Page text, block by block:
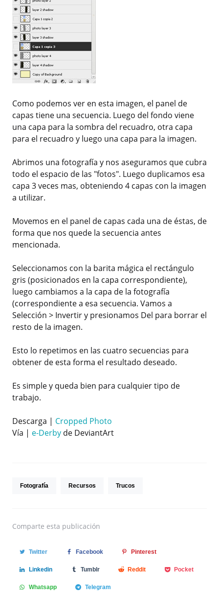
Como podemos ver en esta imagen, el panel de
capas tiene una secuencia. Luego del fondo viene
una capa para la sombra del recuadro, otra capa
para el recuadro y luego una capa para la imagen.
Abrimos una fotografía y nos aseguramos que cubra
todo el espacio de las "fotos". Luego duplicamos esa
capa 3 veces mas, obteniendo 4 capas con la imagen
a utilizar.
Movemos en el panel de capas cada una de éstas, de
forma que nos quede la secuencia antes
mencionada.
Seleccionamos con la barita mágica el rectángulo
gris (posicionados en la capa correspondiente),
luego cambiamos a la capa de la fotografía
(correspondiente a esa secuencia. Vamos a
Selección > Invertir y presionamos Del para borrar el
resto de la imagen.
Esto lo repetimos en las cuatro secuencias para
obtener de esta forma el resultado deseado.
Es simple y queda bien para cualquier tipo de
trabajo.
Descarga | Cropped Photo
Vía | e-Derby de DeviantArt
Fotografía Recursos Trucos
Comparte esta publicación
Twitter Facebook Pinterest
Linkedin Tumblr Reddit Pocket
Whatsapp Telegram